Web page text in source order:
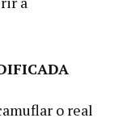
o real